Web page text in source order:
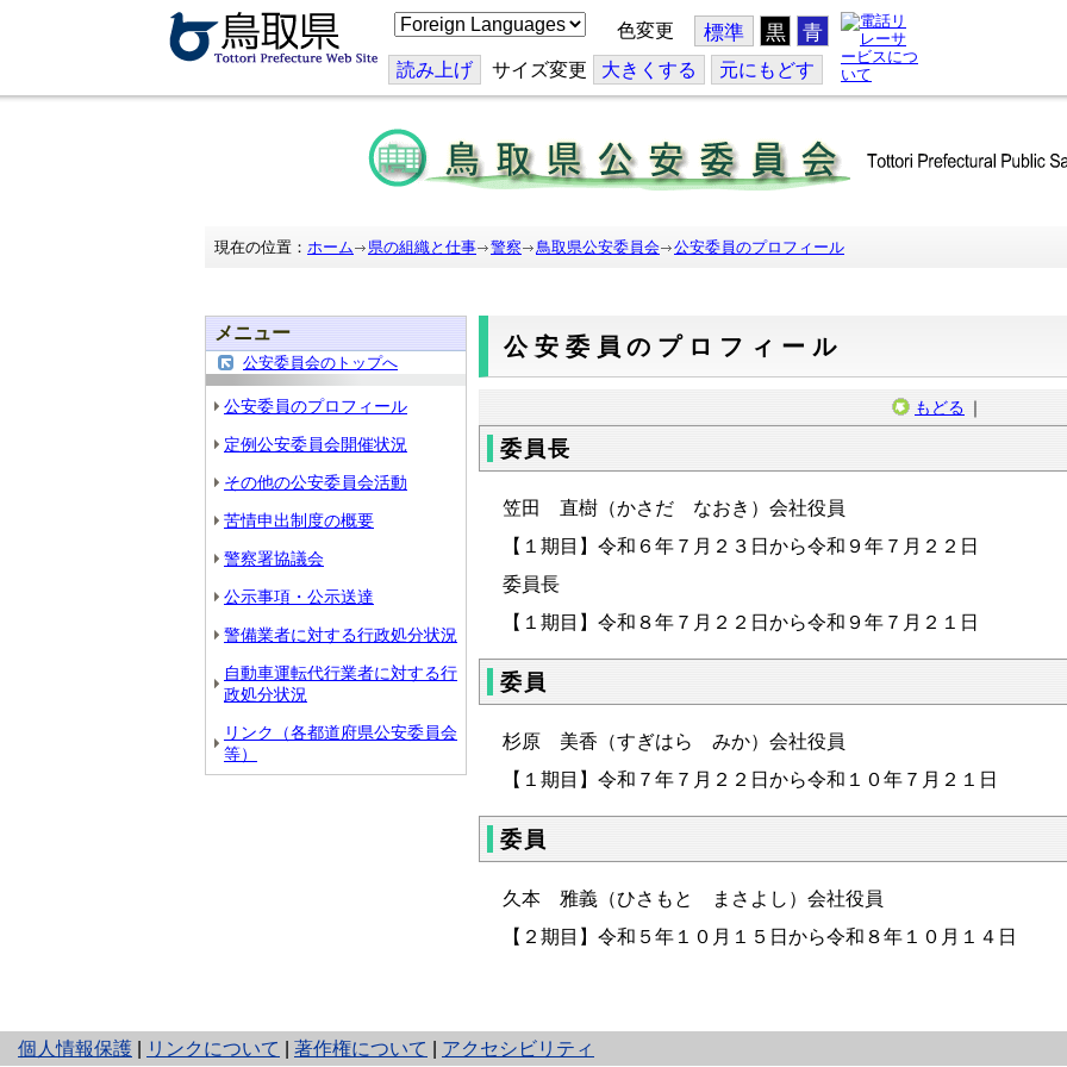
こ
の
ジ
を
訳
す
る
色変更 標準 黒 青
読み上げ サイズ変更 大きくする 元にもどす
現在の位置： ホーム 県の組織と仕事 警察 鳥取県公安委員会 公安委員のプロフィール
メニュー
公安委員会のトップへ
公安委員のプロフィール
定例公安委員会開催状況
その他の公安委員会活動
苦情申出制度の概要
警察署協議会
公示事項・公示送達
警備業者に対する行政処分状況
自動車運転代行業者に対する行
政処分状況
リンク（各都道府県公安委員会
等）
公安委員のプロフィール
もどる ｜
委員長
笠田 直樹（かさだ なおき）会社役員
【１期目】令和６年７月２３日から令和９年７月２２日
委員長
【１期目】令和８年７月２２日から令和９年７月２１日
委員
杉原 美香（すぎはら みか）会社役員
【１期目】令和７年７月２２日から令和１０年７月２１日
委員
久本 雅義（ひさもと まさよし）会社役員
【２期目】令和５年１０月１５日から令和８年１０月１４日
個人情報保護
と
リンクについて 著作権について アクセシビリティ